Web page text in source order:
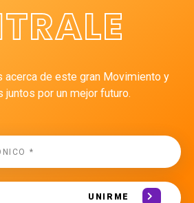
acerca de este gran Movimiento y
juntos por un mejor futuro.
UNIRME